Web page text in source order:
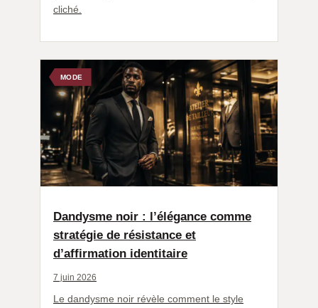
cliché.
MODE
Dandysme noir : l’élégance comme
stratégie de résistance et
d’affirmation identitaire
7 juin 2026
Le dandysme noir révèle comment le style